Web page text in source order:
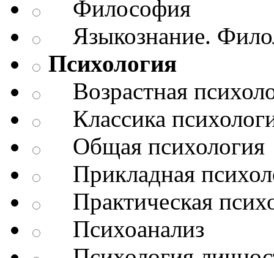
Философия
Языкознание.
Психология
Возрастная
Классика
Общая психология
Прикладная
Практическая
Психоанализ